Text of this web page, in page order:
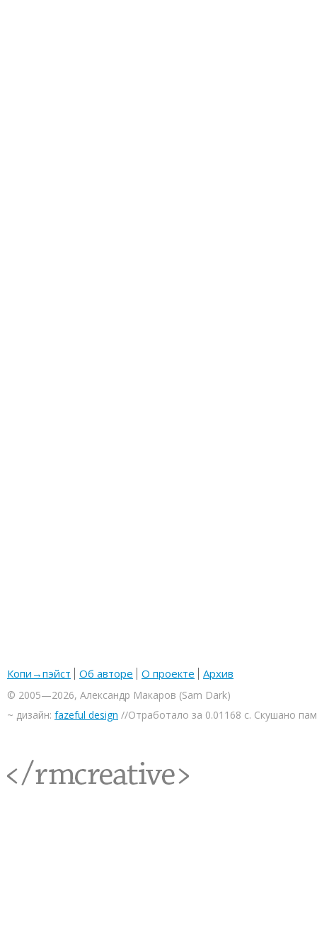
Копи→пэйст Об авторе О проекте Архив
© 2005—2026, Александр Макаров (Sam Dark)
~ дизайн: fazeful design //Отработало за 0.01168 с. Скушано
<rmcreative/>